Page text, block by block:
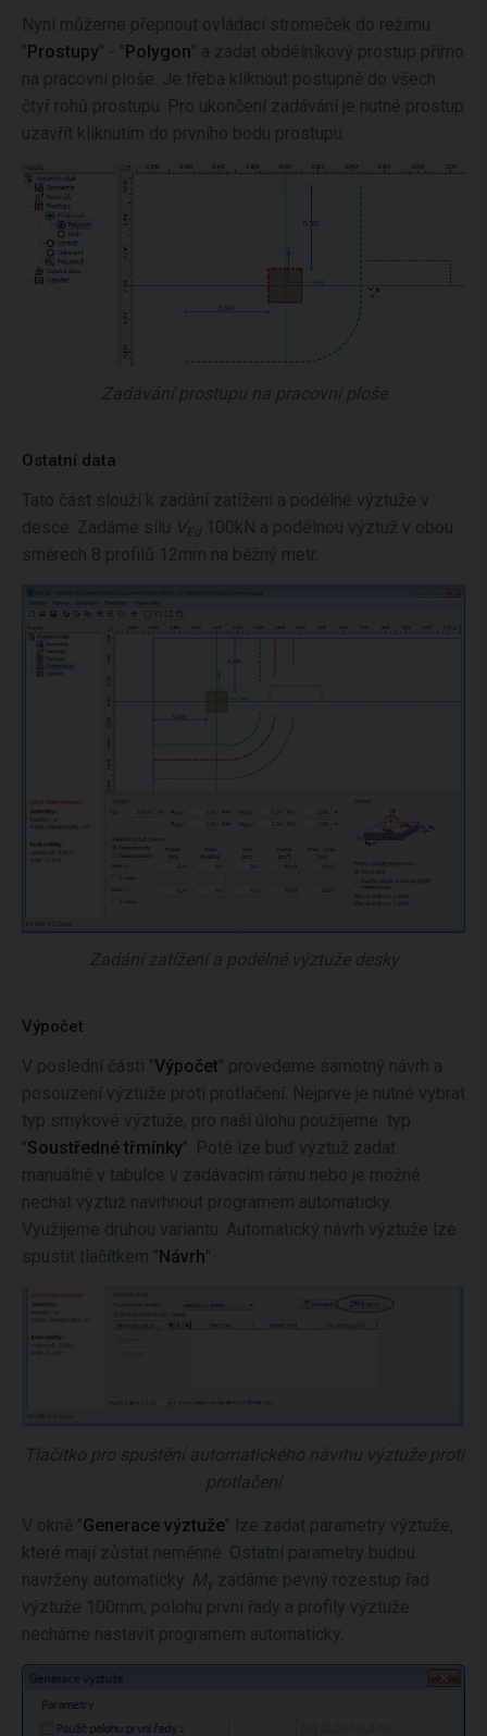
Nyní můžeme přepnout ovládací stromeček do režimu
" Prostupy" - " Polygon" a zadat obdélníkový prostup přímo
na pracovní ploše. Je třeba kliknout postupně do všech
čtyř rohů prostupu. Pro ukončení zadávání je nutné prostup
uzavřít kliknutím do prvního bodu prostupu.
Zadávání prostupu na pracovní ploše
Ostatní data
Tato část slouží k zadání zatížení a podélné výztuže v
desce. Zadáme sílu VEd100kN a podélnou výztuž v obou
směrech 8 profilů 12mm na běžný metr.
Zadání zatížení a podélné výztuže desky
Výpočet
V poslední části "Výpočet" provedeme samotný návrh a
posouzení výztuže proti protlačení. Nejprve je nutné vybrat
typ smykové výztuže, pro naši úlohu použijeme typ
"Soustředné třmínky". Poté lze buď výztuž zadat
manuálně v tabulce v zadávacím rámu nebo je možné
nechat výztuž navrhnout programem automaticky.
Využijeme druhou variantu. Automatický návrh výztuže lze
spustit tlačítkem " Návrh".
Tlačítko pro spuštění automatického návrhu výztuže proti
protlačení
V okně "Generace výztuže" lze zadat parametry výztuže,
které mají zůstat neměnné. Ostatní parametry budou
navrženy automaticky. My zadáme pevný rozestup řad
výztuže 100mm, polohu první řady a profily výztuže
necháme nastavit programem automaticky.